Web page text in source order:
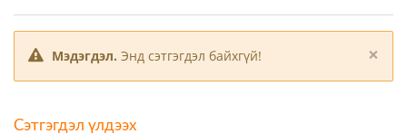
×
Мэдэгдэл. Энд сэтгэгдэл байхгүй!
Сэтгэгдэл үлдээх